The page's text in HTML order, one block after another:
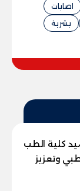
اصابات
بشرية
كلية الطب
وتعزيز